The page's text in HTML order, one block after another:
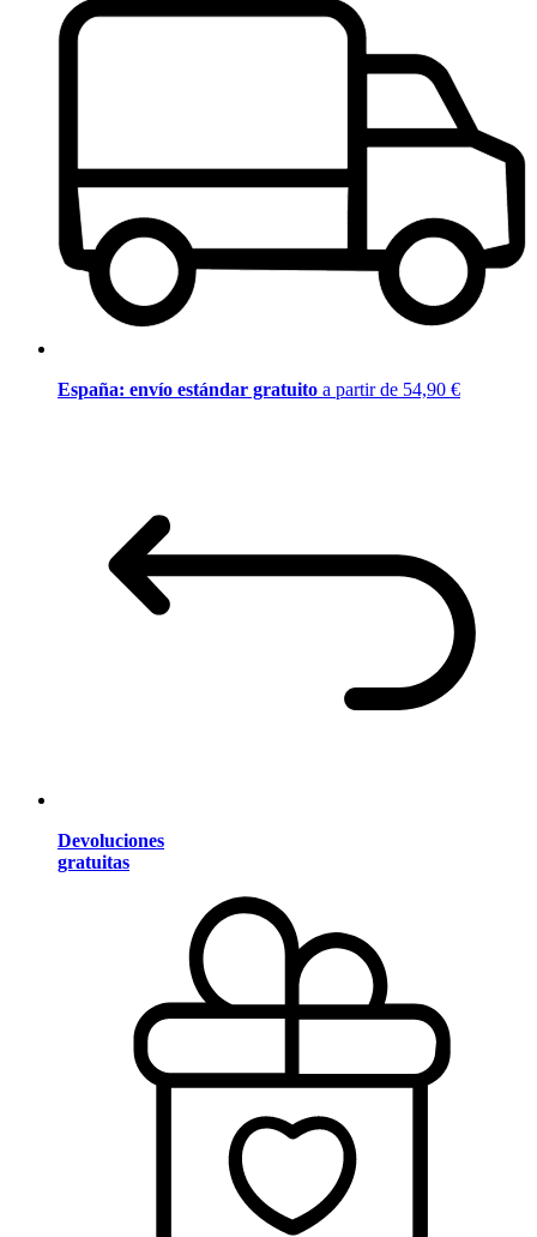
España: envío estándar gratuito a partir de 54,90 €
Devoluciones
gratuitas